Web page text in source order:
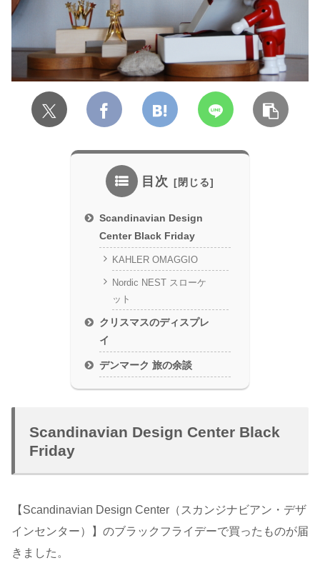
目次
Scandinavian Design
Center Black Friday
KAHLER OMAGGIO
Nordic NEST スローケ
ット
クリスマスのディスプレ
イ
デンマーク 旅の余談
Scandinavian Design Center Black
Friday
【Scandinavian Design Center（スカンジナビアン・デザ
インセンター）】のブラックフライデーで買ったものが届
きました。